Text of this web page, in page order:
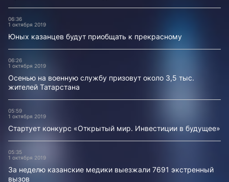
06:36
1 октября 2019
Юных казанцев будут приобщать к прекрасному
06:26
1 октября 2019
Осенью на военную службу призовут около 3,5 тыс.
жителей Татарстана
05:59
1 октября 2019
Стартует конкурс «Открытый мир. Инвестиции в будущее»
05:35
1 октября 2019
За неделю казанские медики выезжали 7691 экстренный
вызов